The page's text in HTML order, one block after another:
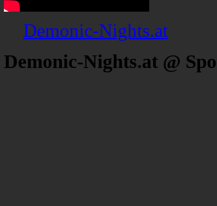
Demonic-Nights.at
Demonic-Nights.at @